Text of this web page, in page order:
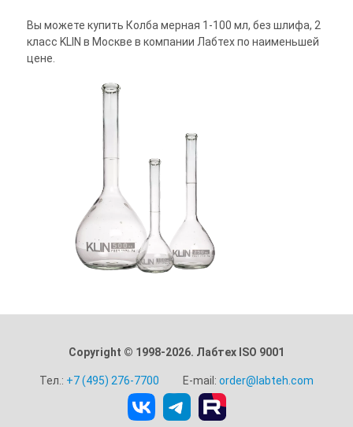
Вы можете купить Колба мерная 1-100 мл, без шлифа, 2
класс KLIN в Москве в компании Лабтех по наименьшей
цене.
Copyright © 1998-2026. Лабтех ISO 9001
Тел.: +7 (495) 276-7700 E-mail: order@labteh.com